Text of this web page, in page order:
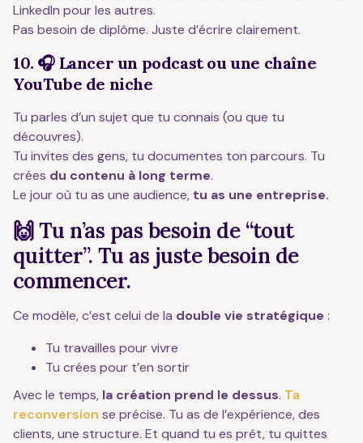
LinkedIn pour les autres.
Pas besoin de diplôme. Juste d’écrire clairement.
10. 🎧 Lancer un podcast ou une chaîne
YouTube de niche
Tu parles d’un sujet que tu connais (ou que tu
découvres).
Tu invites des gens, tu documentes ton parcours. Tu
crées du contenu à long terme.
Le jour où tu as une audience, tu as une entreprise.
🙌 Tu n’as pas besoin de “tout
quitter”. Tu as juste besoin de
commencer.
Ce modèle, c’est celui de la double vie stratégique :
Tu travailles pour vivre
Tu crées pour t’en sortir
Avec le temps, la création prend le dessus. Ta
reconversion se précise. Tu as de l’expérience, des
clients, une structure. Et quand tu es prêt, tu quittes